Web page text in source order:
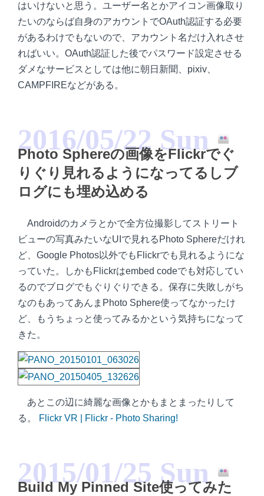
はいけないと思う。ユーザー名とかアイコン画像取り
たいのならば自身のアカウントでOAuth認証する必要
があるわけでもないので、アカウント名だけ入れさせ
ればいい。OAuth認証した後でパスワード設定させる
ダメなサービスとしては他に朝日新聞、pixiv、
CAMPFIREなどがある。
2016/05/22 Sun
Photo Sphereの画像をFlickrでぐ
りぐり見れるようになってるしブ
ログにも埋め込める
Androidのカメラとかで全方位撮影してストリート
ビューの写真みたいなUIで見れるPhoto Sphereだけれ
ど、Google Photos以外でもFlickrでも見れるようにな
っていた。しかもFlickrはembed codeでも対応してい
るのでブログでもぐりぐりできる。保存に失敗しがち
なのもあってあんまPhoto Sphere使ってなかったけ
ど、もうちょっと使ってみるかという気持ちになって
きた。
あとこの辺に綺麗な画像とかもまとまったりして
る。
Flickr VR | Flickr - Photo Sharing!
2015/01/25 Sun
Build My Pinned Site使ってみた